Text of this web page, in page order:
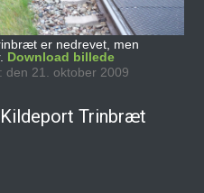
er nedrevet, men
Download billede
den 21. oktober 2009
Trinbræt